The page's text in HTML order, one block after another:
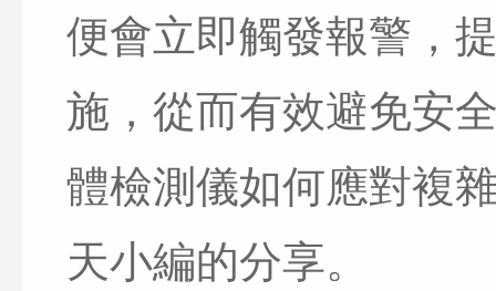
便會立即觸發報警，
施，從而有效避免安
體檢測儀如何應對複
天小編的分享。